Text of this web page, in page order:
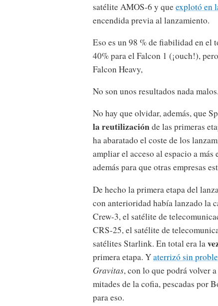
satélite AMOS-6 y queexplotó en
encendida previa al lanzamiento.
Eso es un 98 % de fiabilidad en el
40% para el Falcon 1 (¡ouch!),
Falcon Heavy,
No son unos resultados nada malos.
No hay que olvidar, además, que
la reutilizaciónde las primeras
ha abaratado el coste de los
ampliar el acceso al espacio a
además para que otras empresas
De hecho la primera etapa del
con anterioridad había lanzado la
Crew-3, el satélite de
CRS-25, el satélite de
satélites Starlink. En total era la
primera etapa. Yaterrizó sin
Gravitas, con lo que podrá volver
mitades de la cofia, pescadas por
para eso.